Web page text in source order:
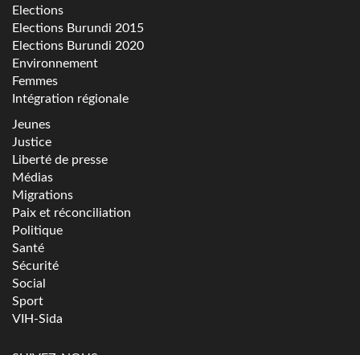
Elections
Elections Burundi 2015
Elections Burundi 2020
Environnement
Femmes
Intégration régionale
Jeunes
Justice
Liberté de presse
Médias
Migrations
Paix et réconciliation
Politique
Santé
Sécurité
Social
Sport
VIH-Sida